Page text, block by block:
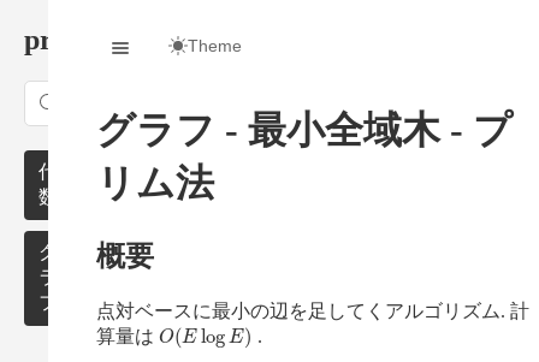
procon/
代
数
モ
ノ
イ
ド
グ
ラ
フ
Theme
グラフ - 最小全域木 - プ
リム法
概要
点対ベースに最小の辺を足してくアルゴリズム. 計
算量は O(ElogE) .